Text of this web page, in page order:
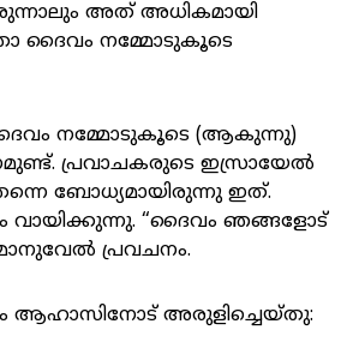
അത് അധികമായി
ദൈവം നമ്മോടുകൂടെ
നമ്മോടുകൂടെ (ആകുന്നു)
പ്രവാചകരുടെ ഇസ്രായേൽ
ബോധ്യമായിരുന്നു ഇത്.
വായിക്കുന്നു. “ദൈവം ഞങ്ങളോട്
പ്രവചനം.
ആഹാസിനോട്‌ അരുളിച്ചെയ്‌തു: